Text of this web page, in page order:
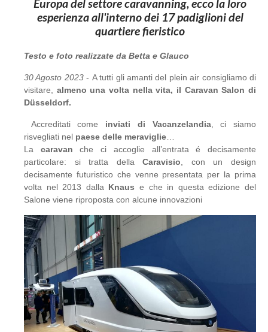
Europa del settore caravanning, ecco la loro
esperienza all'interno dei 17 padiglioni del
quartiere fieristico
Testo e foto realizzate da Betta e Glauco
30 Agosto 2023- A tutti gli amanti del plein air consigliamo di
visitare, almeno una volta nella vita, il Caravan Salon di
Düsseldorf.
Accreditati come inviati di Vacanzelandia, ci siamo
risvegliati nel paese delle meraviglie
La caravan che ci accoglie all’entrata é decisamente
particolare: si tratta dellaCaravisio , con un design
decisamente futuristico che venne presentata per la prima
volta nel 2013 dalla Knaus e che in questa edizione del
Salone viene riproposta con alcune innovazioni